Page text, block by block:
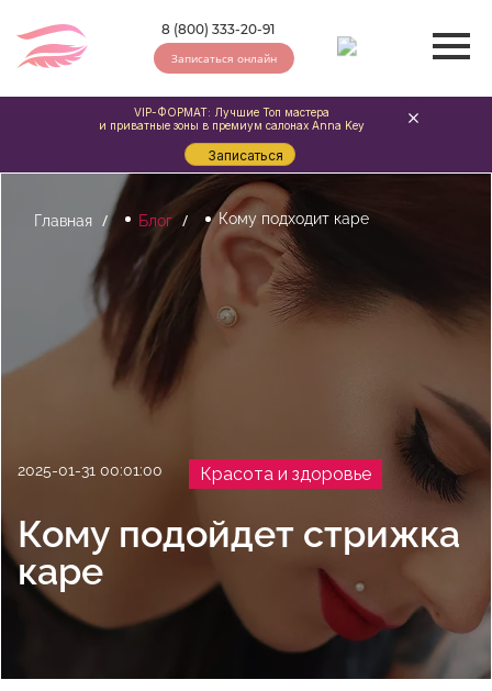
8 (800) 333-20-91
Записаться онлайн
Главная Блог Кому подходит каре
2025-01-31 00:01:00 Красота и здоровье
Кому подойдет стрижка
каре
VIP-ФОРМАТ: Лучшие Топ мастера
и приватные зоны в премиум салонах Anna Key
Записаться